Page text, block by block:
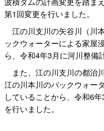
第1回変更を行いました。
江の川支川の矢谷川（川
ックウォーターによる家屋
ら、令和4年3月に河川整備
また、江の川支川の都治
江の川本川のバックウォー
していることから、令和6
を行いました。